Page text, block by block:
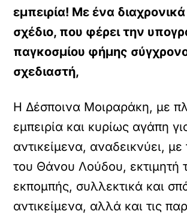
εμπειρία! Με ένα
σχέδιο, που φέρει την
παγκοσμίου φήμης
σχεδιαστή,
H Δέσποινα Μοιραράκη, με
εμπειρία και κυρίως αγάπη
αντικείμενα, αναδεικνύει,
του Θάνου Λούδου, εκτιμητή
εκπομπής, συλλεκτικά και
αντικείμενα, αλλά και τις